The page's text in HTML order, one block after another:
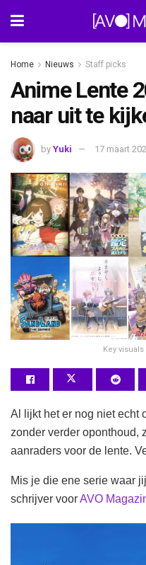
Home Nieuws Staff picks
Anime Lente
naar uit te
by Yuki 17 maart
Key
Al lijkt het er nog niet echt
zonder verder oponthoud,
aanraders voor de lente.
Mis je die ene serie waar
schrijver voorAVO